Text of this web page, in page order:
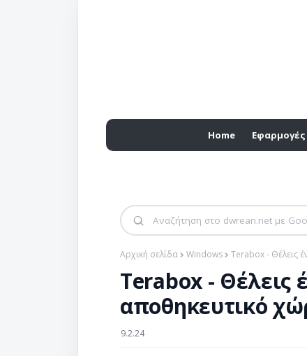
Home Εφαρμογές
Αρχική σελίδα Windows Terabox - Θέλεις
Terabox - Θέλεις
αποθηκευτικό
9.2.24